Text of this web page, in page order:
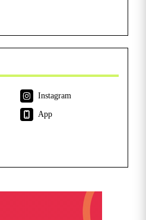
Instagram
App